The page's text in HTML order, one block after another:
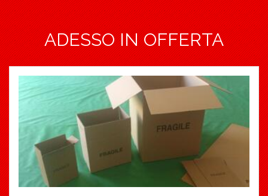
ADESSO IN OFFERTA